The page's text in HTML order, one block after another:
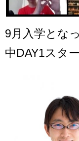
9月入学とな
中DAY1スタ